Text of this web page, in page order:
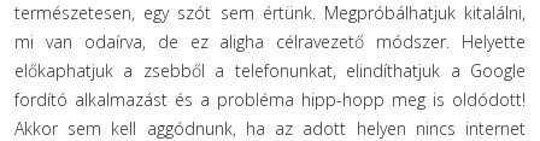
természetesen, egy szót sem értünk. Megpróbálhatjuk kitalálni,
mi van odaírva, de ez aligha célravezető módszer. Helyette
előkaphatjuk a zsebből a telefonunkat, elindíthatjuk a Google
fordító alkalmazást és a probléma hipp-hopp meg is oldódott!
Akkor sem kell aggódnunk, ha az adott helyen nincs internet